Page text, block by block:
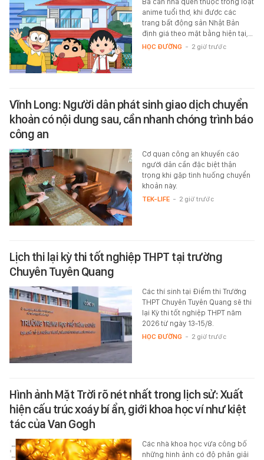
anime tuổi thơ, khi được các
trang bất động sản Nhật Bản
định giá theo mặt bằng hiện tại,…
HỌC ĐƯỜNG - 2 giờ trước
Vĩnh Long: Người dân phát sinh giao dịch chuyển
khoản có nội dung sau, cần nhanh chóng trình báo
công an
Cơ quan công an khuyến cáo
người dân cần đặc biệt thận
trọng khi gặp tình huống chuyển
khoản này.
TEK-LIFE - 2 giờ trước
Lịch thi lại kỳ thi tốt nghiệp THPT tại trường
Chuyên Tuyên Quang
Các thí sinh tại Điểm thi Trường
THPT Chuyên Tuyên Quang sẽ thi
lại Kỳ thi tốt nghiệp THPT năm
2026 từ ngày 13-15/8.
HỌC ĐƯỜNG - 2 giờ trước
Hình ảnh Mặt Trời rõ nét nhất trong lịch sử: Xuất
hiện cấu trúc xoáy bí ẩn, giới khoa học ví như kiệt
tác của Van Gogh
Các nhà khoa học vừa công bố
những hình ảnh có độ phân giải